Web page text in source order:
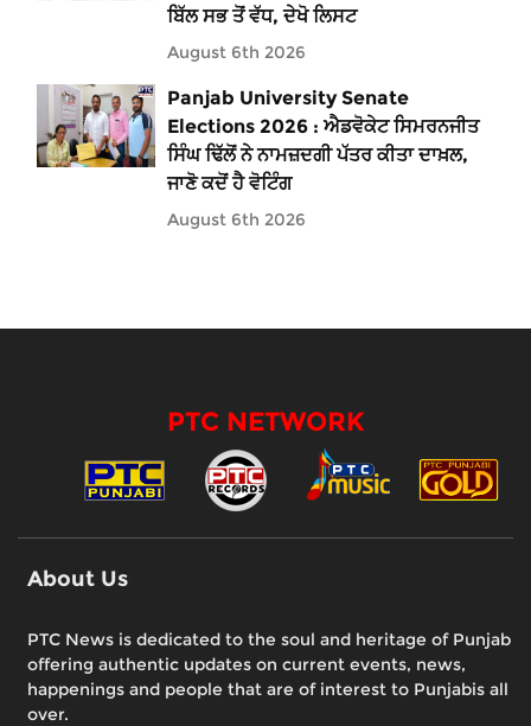
ਬਿੱਲ ਸਭ ਤੋਂ ਵੱਧ, ਦੇਖੋ ਲਿਸਟ
August 6th 2026
Panjab University Senate
Elections 2026 : ਐਡਵੋਕੇਟ ਸਿਮਰਨਜੀਤ
ਸਿੰਘ ਢਿੱਲੋਂ ਨੇ ਨਾਮਜ਼ਦਗੀ ਪੱਤਰ ਕੀਤਾ ਦਾਖ਼ਲ,
ਜਾਣੋ ਕਦੋਂ ਹੈ ਵੋਟਿੰਗ
August 6th 2026
PTC NETWORK
About Us
PTC News is dedicated to the soul and heritage of Punjab
offering authentic updates on current events, news,
happenings and people that are of interest to Punjabis all
over.